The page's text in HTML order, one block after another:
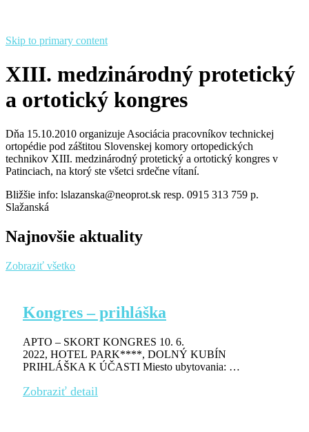
Skip to primary content
XIII. medzinárodný protetický
a ortotický kongres
Dňa 15.10.2010 organizuje Asociácia pracovníkov technickej
ortopédie pod záštitou Slovenskej komory ortopedických
technikov XIII. medzinárodný protetický a ortotický kongres v
Patinciach, na ktorý ste všetci srdečne vítaní.
Bližšie info: lslazanska@neoprot.sk resp. 0915 313 759 p.
Slažanská
Najnovšie aktuality
Zobraziť všetko
Kongres – prihláška
APTO – SKORT KONGRES 10. 6.
2022, HOTEL PARK****, DOLNÝ KUBÍN
PRIHLÁŠKA K ÚČASTI Miesto ubytovania: …
Zobraziť detail